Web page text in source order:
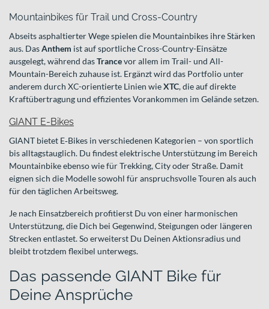
Mountainbikes für Trail und Cross-Country
Abseits asphaltierter Wege spielen die Mountainbikes ihre Stärken
aus. DasAnthem ist auf sportliche Cross-Country-Einsätze
ausgelegt, während dasTrancevor allem im Trail- und All-
Mountain-Bereich zuhause ist. Ergänzt wird das Portfolio unter
anderem durch XC-orientierte Linien wieXTC, die auf direkte
Kraftübertragung und effizientes Vorankommen im Gelände setzen.
GIANT E-Bikes
GIANT bietet E‑Bikes in verschiedenen Kategorien – von sportlich
bis alltagstauglich. Du findest elektrische Unterstützung im Bereich
Mountainbike ebenso wie für Trekking, City oder Straße. Damit
eignen sich die Modelle sowohl für anspruchsvolle Touren als auch
für den täglichen Arbeitsweg.
Je nach Einsatzbereich profitierst Du von einer harmonischen
Unterstützung, die Dich bei Gegenwind, Steigungen oder längeren
Strecken entlastet. So erweiterst Du Deinen Aktionsradius und
bleibt trotzdem flexibel unterwegs.
Das passende GIANT Bike für
Deine Ansprüche